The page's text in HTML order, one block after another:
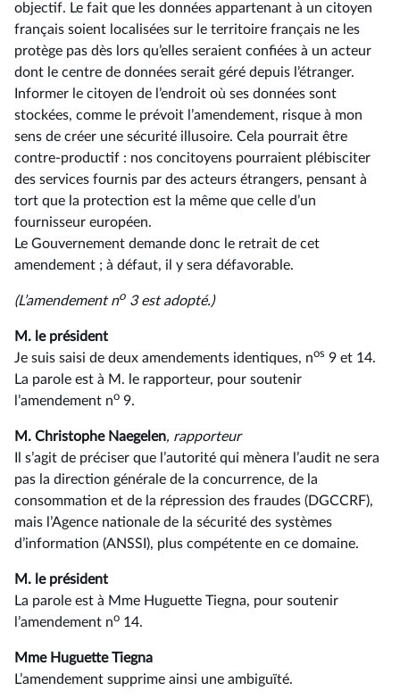
objectif. Le fait que les données appartenant à un citoyen
français soient localisées sur le territoire français ne les
protège pas dès lors qu’elles seraient confiées à un acteur
dont le centre de données serait géré depuis l’étranger.
Informer le citoyen de l’endroit où ses données sont
stockées, comme le prévoit l’amendement, risque à mon
sens de créer une sécurité illusoire. Cela pourrait être
contre-productif : nos concitoyens pourraient plébisciter
des services fournis par des acteurs étrangers, pensant à
tort que la protection est la même que celle d’un
fournisseur européen.
Le Gouvernement demande donc le retrait de cet
amendement ; à défaut, il y sera défavorable.
(L’amendement no 3 est adopté.)
M. le président
Je suis saisi de deux amendements identiques, nos 9 et 14.
La parole est à M. le rapporteur, pour soutenir
l’amendement no 9.
M. Christophe Naegelen, rapporteur
Il s’agit de préciser que l’autorité qui mènera l’audit ne sera
pas la direction générale de la concurrence, de la
consommation et de la répression des fraudes (DGCCRF),
mais l’Agence nationale de la sécurité des systèmes
d’information (ANSSI), plus compétente en ce domaine.
M. le président
La parole est à Mme Huguette Tiegna, pour soutenir
l’amendement no 14.
Mme Huguette Tiegna
L’amendement supprime ainsi une ambiguïté.